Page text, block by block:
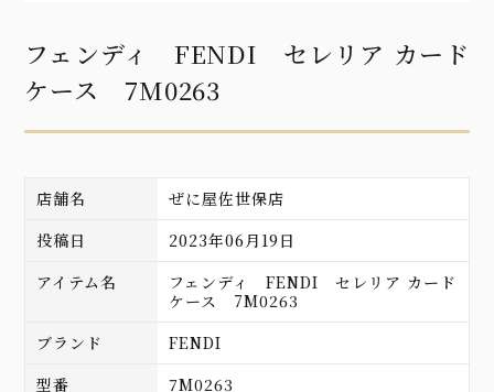
フェンディ FENDI セレリア カード
ケース 7M0263
店舗名
ぜに屋佐世保店
投稿日
2023年06月19日
アイテム名
フェンディ FENDI セレリア カード
ケース 7M0263
ブランド
FENDI
型番
7M0263